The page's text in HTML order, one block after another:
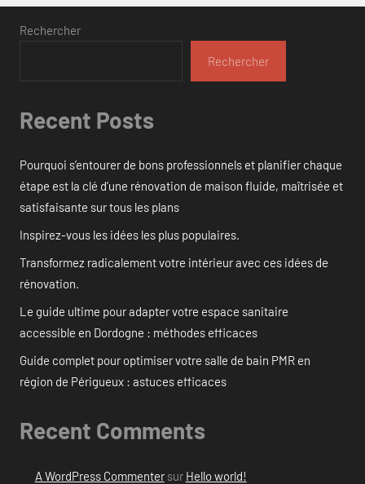
Rechercher
Rechercher
Recent Posts
Pourquoi s’entourer de bons professionnels et planifier chaque
étape est la clé d’une rénovation de maison fluide, maîtrisée et
satisfaisante sur tous les plans
Inspirez-vous les idées les plus populaires.
Transformez radicalement votre intérieur avec ces idées de
rénovation.
Le guide ultime pour adapter votre espace sanitaire
accessible en Dordogne : méthodes efficaces
Guide complet pour optimiser votre salle de bain PMR en
région de Périgueux : astuces efficaces
Recent Comments
A WordPress Commentersur Hello world!